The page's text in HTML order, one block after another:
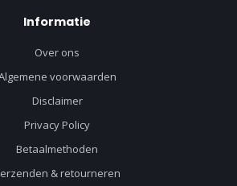
Informatie
Over ons
voorwaarden
Disclaimer
Privacy Policy
Betaalmethoden
& retourneren